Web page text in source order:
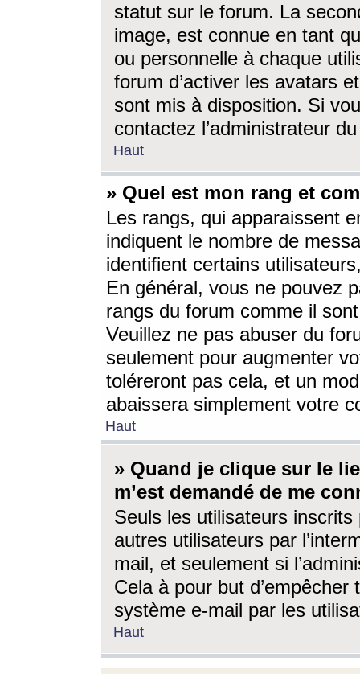
statut sur le forum. La
image, est connue en tant
ou personnelle à chaque
forum d’activer les avatars
sont mis à disposition. Si
contactez l’administrateur
Haut
» Quel est mon rang et
Les rangs, qui apparaissent
indiquent le nombre de
identifient certains
En général, vous ne pouvez
rangs du forum comme il
Veuillez ne pas abuser du
seulement pour augmenter
toléreront pas cela, et un
abaissera simplement votre
Haut
» Quand je clique sur le
m’est demandé de me
Seuls les utilisateurs
autres utilisateurs par
mail, et seulement si
Cela à pour but
système e-mail par les
Haut